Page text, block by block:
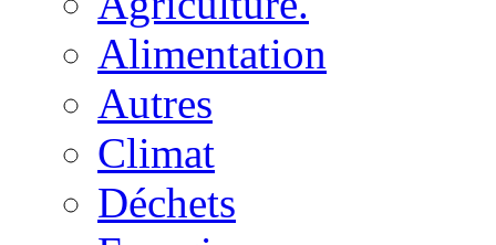
Alimentation
Autres
Climat
Déchets